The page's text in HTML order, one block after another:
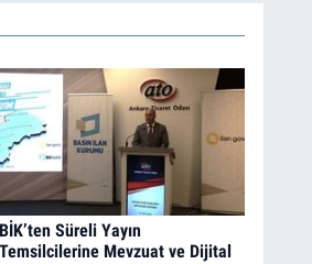
BİK’ten Süreli Yayın
Temsilcilerine Mevzuat ve Dijital